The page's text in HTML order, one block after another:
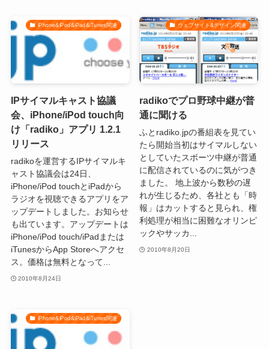
iPhone&iPod&iPad&iTunes関連
IPサイマルキャスト協議
会、iPhone/iPod touch向
け「radiko」アプリ 1.2.1
リリース
radikoを運営するIPサイマルキ
ャスト協議会は24日、
iPhone/iPod touchとiPadから
ラジオを視聴できるアプリをア
ップデートしました。お知らせ
も出ています。アップデートは
iPhone/iPod touch/iPadまたは
iTunesからApp Storeへアクセ
ス。価格は無料となって...
2010年8月24日
ウェブサイト&デザイン関連
radikoでプロ野球中継が普
通に聞ける
ふとradiko.jpの番組表を見てい
たら開始当初はサイマルしない
としていたスポーツ中継が普通
に配信されているのに気がつき
ました。 地上波から数秒の遅
れが生じるため、各社とも「時
報」はカットすると見られ、権
利処理が相当に困難なオリンピ
ックやサッカ...
2010年8月20日
iPhone&iPod&iPad&iTunes関連